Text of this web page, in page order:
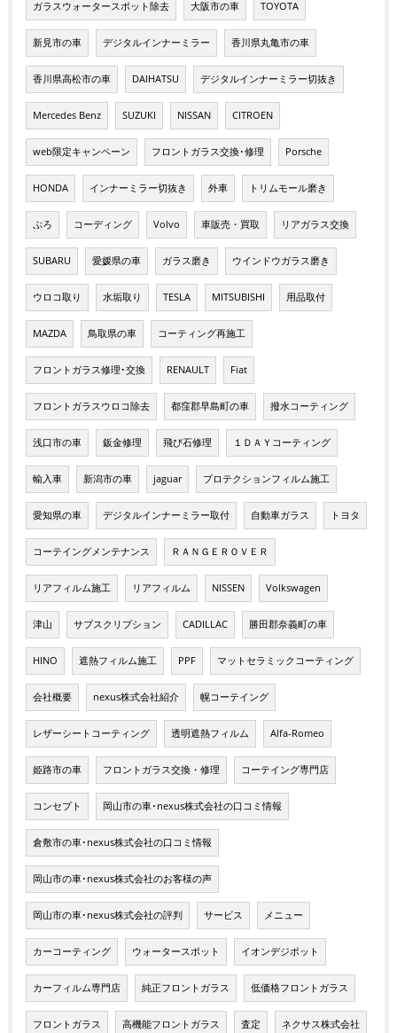
ガラスウォータースポット除去 大阪市の車 TOYOTA
新見市の車 デジタルインナーミラー 香川県丸亀市の車
香川県高松市の車 DAIHATSU デジタルインナーミラー切抜き
Mercedes Benz SUZUKI NISSAN CITROEN
web限定キャンペーン フロントガラス交換･修理 Porsche
HONDA インナーミラー切抜き 外車 トリムモール磨き
ぷろ コーディング Volvo 車販売・買取 リアガラス交換
SUBARU 愛媛県の車 ガラス磨き ウインドウガラス磨き
ウロコ取り 水垢取り TESLA MITSUBISHI 用品取付
MAZDA 鳥取県の車 コーティング再施工
フロントガラス修理･交換 RENAULT Fiat
フロントガラスウロコ除去 都窪郡早島町の車 撥水コーティング
浅口市の車 鈑金修理 飛び石修理 １ＤＡＹコーティング
輸入車 新潟市の車 jaguar プロテクションフィルム施工
愛知県の車 デジタルインナーミラー取付 自動車ガラス トヨタ
コーテイングメンテナンス ＲＡＮＧＥＲＯＶＥＲ
リアフィルム施工 リアフィルム NISSEN Volkswagen
津山 サブスクリプション CADILLAC 勝田郡奈義町の車
HINO 遮熱フィルム施工 PPF マットセラミックコーティング
会社概要 nexus株式会社紹介 幌コーテイング
レザーシートコーティング 透明遮熱フィルム Alfa-Romeo
姫路市の車 フロントガラス交換・修理 コーテイング専門店
コンセプト 岡山市の車･nexus株式会社の口コミ情報
倉敷市の車･nexus株式会社の口コミ情報
岡山市の車･nexus株式会社のお客様の声
岡山市の車･nexus株式会社の評判 サービス メニュー
カーコーティング ウォータースポット イオンデジポット
カーフィルム専門店 純正フロントガラス 低価格フロントガラス
フロントガラス 高機能フロントガラス 査定 ネクサス株式会社